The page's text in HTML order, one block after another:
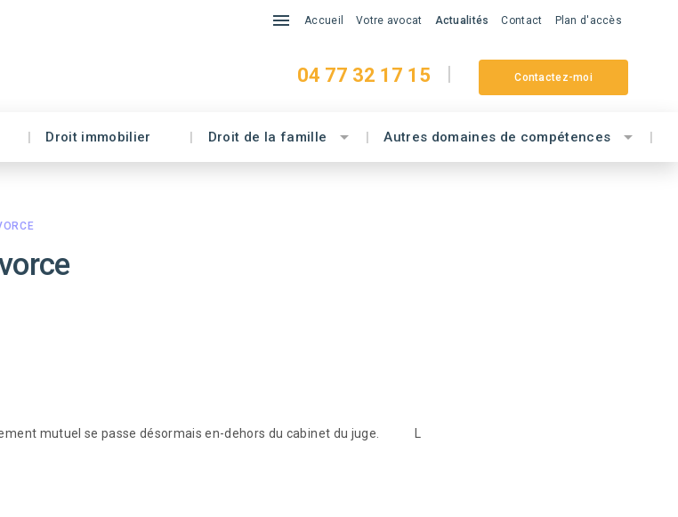
Accueil Votre avocat Actualités Contact Plan d'accès
04 77 32 17 15 Contactez-moi
Droit immobilier Droit de la famille Autres domaines de compétences
mutuel se passe désormais en-dehors du cabinet du juge. L